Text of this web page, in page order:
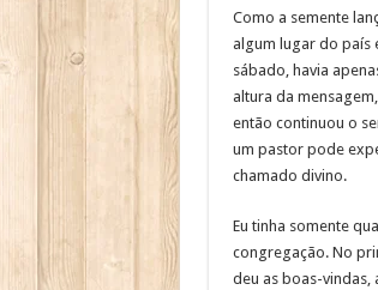
Como a semente
algum lugar do país
sábado, havia
altura da
então continuou o
um pastor pode
chamado divino.
Eu tinha somente
congregação. No
deu as boas-vindas,